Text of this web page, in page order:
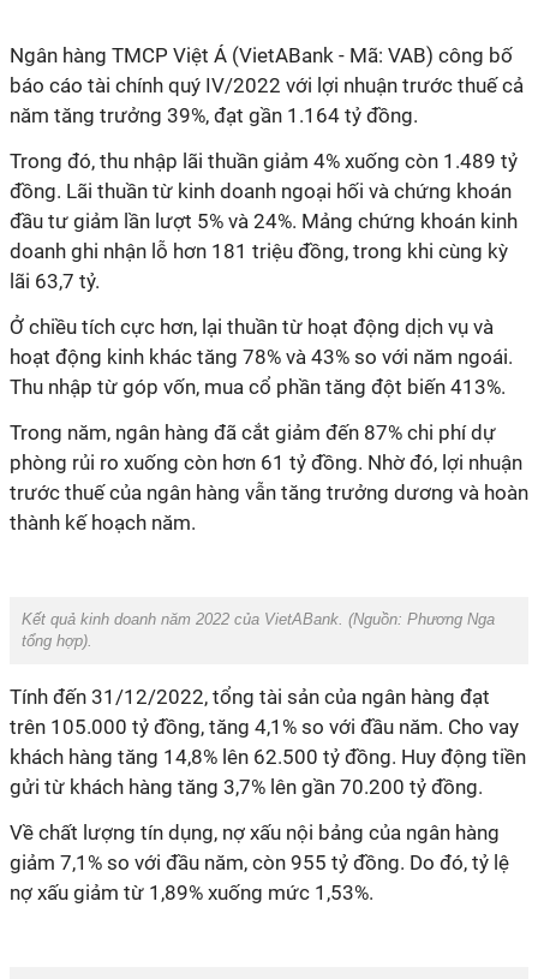
Ngân hàng TMCP Việt Á (VietABank - Mã: VAB) công bố
báo cáo tài chính quý IV/2022 với lợi nhuận trước thuế cả
năm tăng trưởng 39%, đạt gần 1.164 tỷ đồng.
Trong đó, thu nhập lãi thuần giảm 4% xuống còn 1.489 tỷ
đồng. Lãi thuần từ kinh doanh ngoại hối và chứng khoán
đầu tư giảm lần lượt 5% và 24%. Mảng chứng khoán kinh
doanh ghi nhận lỗ hơn 181 triệu đồng, trong khi cùng kỳ
lãi 63,7 tỷ.
Ở chiều tích cực hơn, lại thuần từ hoạt động dịch vụ và
hoạt động kinh khác tăng 78% và 43% so với năm ngoái.
Thu nhập từ góp vốn, mua cổ phần tăng đột biến 413%.
Trong năm, ngân hàng đã cắt giảm đến 87% chi phí dự
phòng rủi ro xuống còn hơn 61 tỷ đồng. Nhờ đó, lợi nhuận
trước thuế của ngân hàng vẫn tăng trưởng dương và hoàn
thành kế hoạch năm.
Kết quả kinh doanh năm 2022 của VietABank. (Nguồn: Phương Nga
tổng hợp).
Tính đến 31/12/2022, tổng tài sản của ngân hàng đạt
trên 105.000 tỷ đồng, tăng 4,1% so với đầu năm. Cho vay
khách hàng tăng 14,8% lên 62.500 tỷ đồng. Huy động tiền
gửi từ khách hàng tăng 3,7% lên gần 70.200 tỷ đồng.
Về chất lượng tín dụng, nợ xấu nội bảng của ngân hàng
giảm 7,1% so với đầu năm, còn 955 tỷ đồng. Do đó, tỷ lệ
nợ xấu giảm từ 1,89% xuống mức 1,53%.